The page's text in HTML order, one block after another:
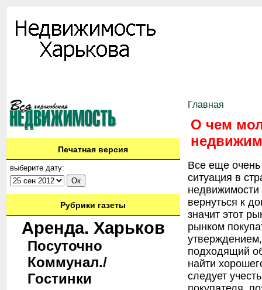
Печатная версия
выберите дату:
Рубрики газеты
Аренда. Харьков
Посуточно
Коммунал./
Гостинки
Главная
О чем
Все еще очень
ситуация в
недвижимости
вернуться к
значит этот
рынком
подходящий
найти
следует